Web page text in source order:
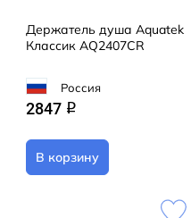
Держатель душа Aquatek
Классик AQ2407CR
Россия
2847 q
В корзину